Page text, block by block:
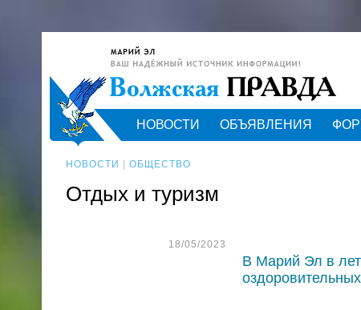
НОВОСТИ ОБЪЯВЛЕНИЯ
НОВОСТИ ОБЩЕСТВО
Отдых и туризм
18/05/2023
В Марий Эл в